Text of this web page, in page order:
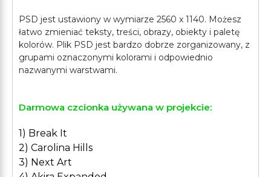
PSD jest ustawiony w wymiarze 2560 x 1140. Możesz
łatwo zmieniać teksty, treści, obrazy, obiekty i paletę
kolorów. Plik PSD jest bardzo dobrze zorganizowany, z
grupami oznaczonymi kolorami i odpowiednio
Darmowa czcionka używana w projekcie:
1) Break It
2) Carolina Hills
3) Next Art